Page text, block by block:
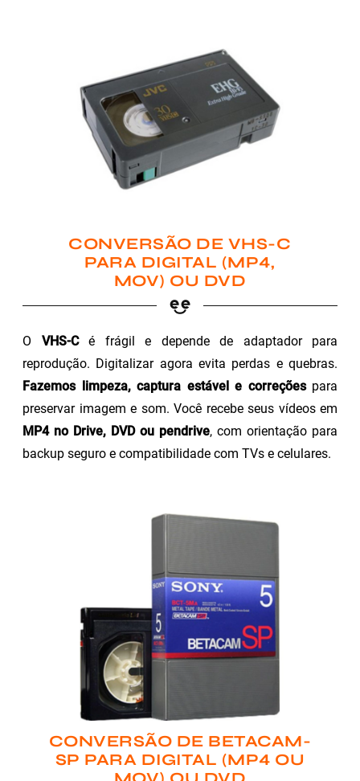
CONVERSÃO DE VHS-C
PARA DIGITAL (MP4,
MOV) OU DVD
O VHS-Cé frágil e depende de adaptador para
reprodução. Digitalizar agora evita perdas e quebras.
Fazemos limpeza, captura estável e correçõespara
preservar imagem e som. Você recebe seus vídeos em
MP4 no Drive, DVD ou pendrive, com orientação para
backup seguro e compatibilidade com TVs e celulares.
CONVERSÃO DE BETACAM-
SP PARA DIGITAL (MP4 OU